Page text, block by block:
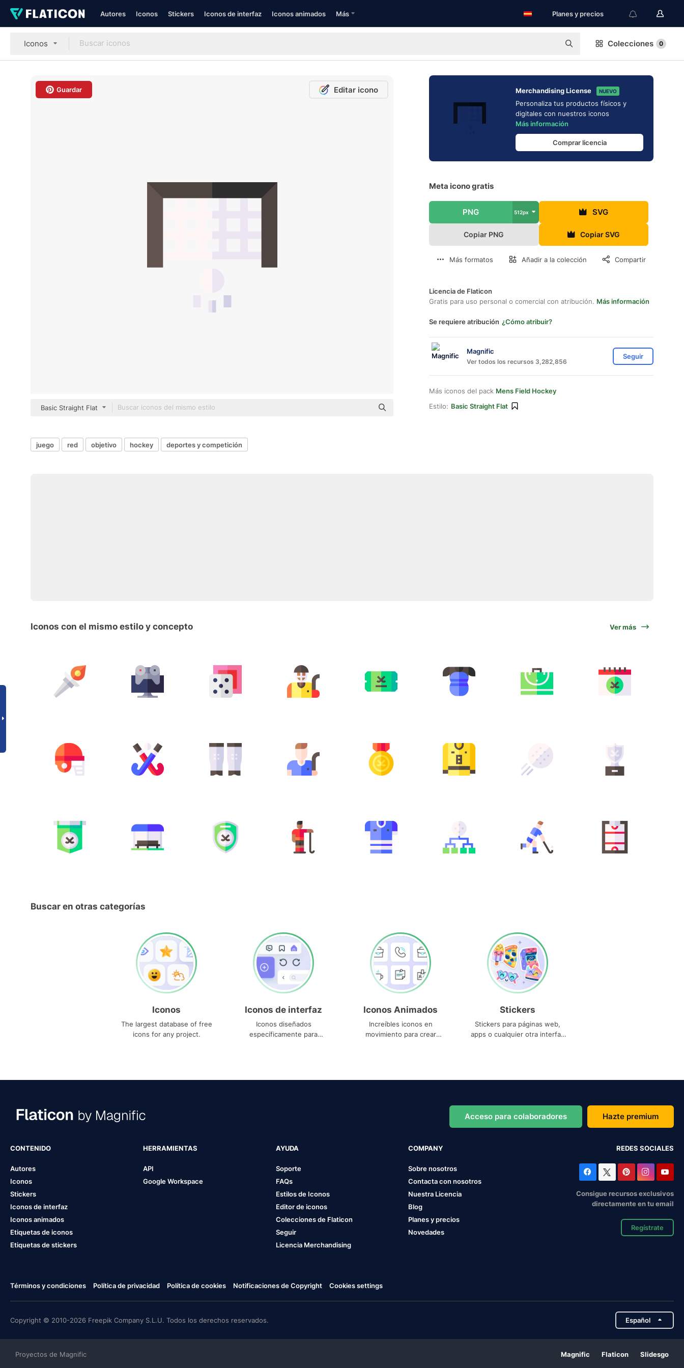
Autores Iconos Stickers Iconos de interfaz Iconos animados Más Planes y precios
Iconos Colecciones 0
Guardar Editar icono
Basic Straight Flat
Merchandising License NUEVO
Personaliza tus productos físicos y
digitales con nuestros iconos
Más información
Comprar licencia
Meta icono gratis
PNG 512px SVG
Copiar PNG Copiar SVG
Más formatos Añadir a la colección Compartir
Licencia de Flaticon
Gratis para uso personal o comercial con atribución. Más información
Se requiere atribución ¿Cómo atribuir?
Magnific
Ver todos los recursos 3,282,856
Seguir
Más iconos del pack Mens Field Hockey
Estilo: Basic Straight Flat
juego red objetivo hockey deportes y competición
Iconos con el mismo estilo y concepto Ver más
Buscar en otras categorías
Iconos
The largest database of free
icons for any project.
Iconos de interfaz
Iconos diseñados
específicamente para
Iconos Animados
Increíbles iconos en
movimiento para crear
Stickers
Stickers para páginas web,
apps o cualquier otra interfaz
Acceso para colaboradores Hazte premium
CONTENIDO
Autores
Iconos
Stickers
Iconos de interfaz
Iconos animados
Etiquetas de iconos
Etiquetas de stickers
HERRAMIENTAS
API
Google Workspace
AYUDA
Soporte
FAQs
Estilos de Iconos
Editor de iconos
Colecciones de Flaticon
Seguir
Licencia Merchandising
COMPANY
Sobre nosotros
Contacta con nosotros
Nuestra Licencia
Blog
Planes y precios
Novedades
REDES SOCIALES
Consigue recursos exclusivos
directamente en tu email
Regístrate
Términos y condiciones Política de privacidad Política de cookies Notificaciones de Copyright Cookies settings
Copyright © 2010-2026 Freepik Company S.L.U. Todos los derechos reservados. Español
Proyectos de Magnific Magnific Flaticon Slidesgo